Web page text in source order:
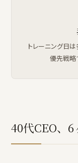
トレーニング日
優先戦略
40代CEO、